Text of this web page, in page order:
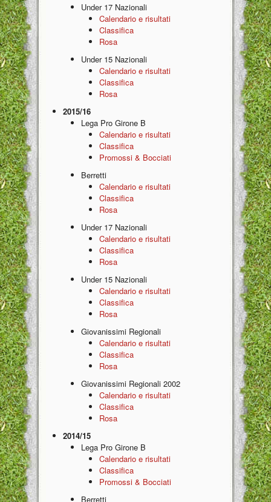
Under 17 Nazionali
Calendario e risultati
Classifica
Rosa
Under 15 Nazionali
Calendario e risultati
Classifica
Rosa
2015/16
Lega Pro Girone B
Calendario e risultati
Classifica
Promossi & Bocciati
Berretti
Calendario e risultati
Classifica
Rosa
Under 17 Nazionali
Calendario e risultati
Classifica
Rosa
Under 15 Nazionali
Calendario e risultati
Classifica
Rosa
Giovanissimi Regionali
Calendario e risultati
Classifica
Rosa
Giovanissimi Regionali 2002
Calendario e risultati
Classifica
Rosa
2014/15
Lega Pro Girone B
Calendario e risultati
Classifica
Promossi & Bocciati
Berretti